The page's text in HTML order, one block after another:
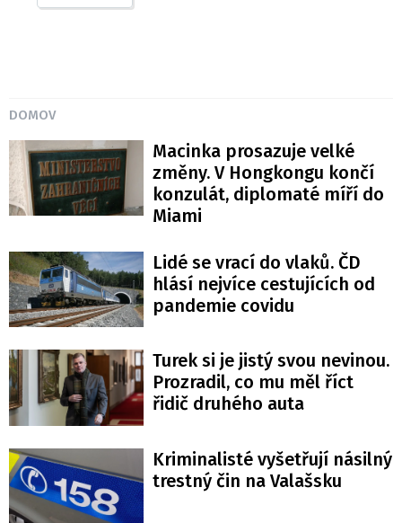
DOMOV
Macinka prosazuje velké
změny. V Hongkongu končí
konzulát, diplomaté míří do
Miami
Lidé se vrací do vlaků. ČD
hlásí nejvíce cestujících od
pandemie covidu
Turek si je jistý svou nevinou.
Prozradil, co mu měl říct
řidič druhého auta
Kriminalisté vyšetřují násilný
trestný čin na Valašsku